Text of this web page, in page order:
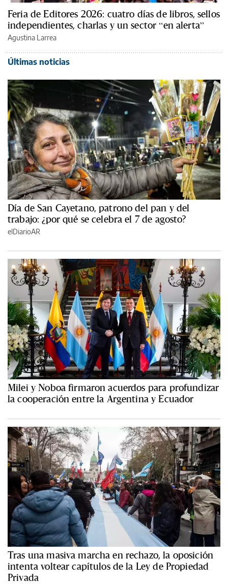
Feria de Editores 2026: cuatro días de libros, sellos
independientes, charlas y un sector “en alerta”
Agustina Larrea
Últimas noticias
Día de San Cayetano, patrono del pan y del
trabajo: ¿por qué se celebra el 7 de agosto?
elDiarioAR
Milei y Noboa firmaron acuerdos para profundizar
la cooperación entre la Argentina y Ecuador
Tras una masiva marcha en rechazo, la oposición
intenta voltear capítulos de la Ley de Propiedad
Privada